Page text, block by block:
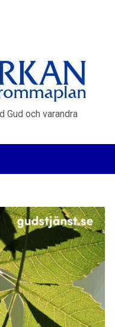
Gud och varandra